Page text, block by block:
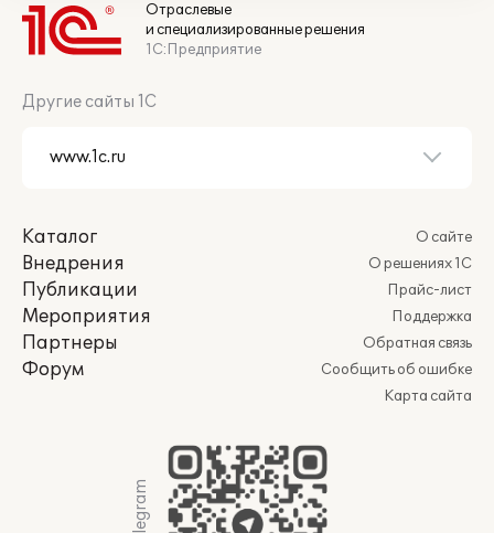
Отраслевые
и специализированные решения
1С:Предприятие
Другие сайты 1С
Каталог
Внедрения
Публикации
Мероприятия
Партнеры
Форум
О сайте
О решениях 1С
Прайс-лист
Поддержка
Обратная связь
Сообщить об ошибке
Карта сайта